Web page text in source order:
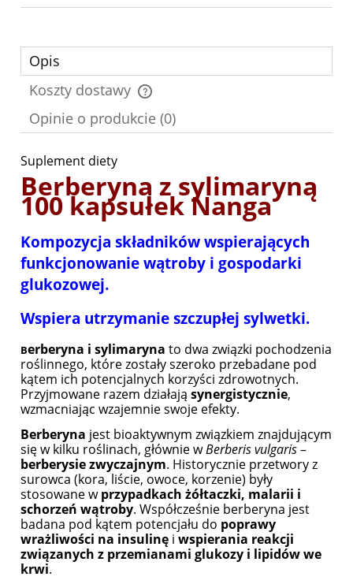
Opis
Koszty dostawy
Cena nie zawiera ewentualnych kosztów płatności
Opinie o produkcie (0)
Suplement diety
Berberyna z sylimaryną
100 kapsułek Nanga
Kompozycja składników wspierających
funkcjonowanie wątroby i gospodarki
glukozowej.
Wspiera utrzymanie szczupłej sylwetki.
Berberyna i sylimaryna to dwa związki pochodzenia
roślinnego, które zostały szeroko przebadane pod
kątem ich potencjalnych korzyści zdrowotnych.
Przyjmowane razem działają synergistycznie,
wzmacniając wzajemnie swoje efekty.
Berberyna jest bioaktywnym związkiem znajdującym
się w kilku roślinach, głównie wBerberis vulgaris–
berberysie zwyczajnym. Historycznie przetwory z
surowca (kora, liście, owoce, korzenie) były
stosowane wprzypadkach żółtaczki, malarii i
schorzeń wątroby. Współcześnie berberyna jest
badana pod kątem potencjału do poprawy
wrażliwości na insulinę i wspierania reakcji
związanych z przemianami glukozy i lipidów we
krwi.